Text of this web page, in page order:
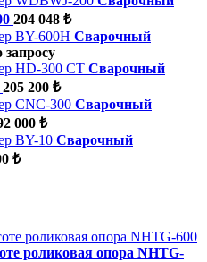
204 048 ₺
Сварочный
запросу
Сварочный
205 200 ₺
Сварочный
000 ₺
Сварочный
₺
роликовая опора NHTG-